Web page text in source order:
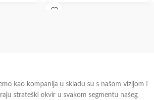
dodatak ishrani
kao kompanija u skladu su s našom vizijom i
strateški okvir u svakom segmentu našeg